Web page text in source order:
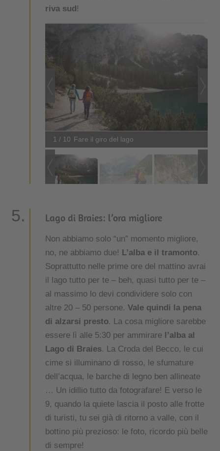
riva sud!
1 / 10 Fare il giro del lago
Lago di Braies: l’ora migliore
Non abbiamo solo “un” momento migliore,
no, ne abbiamo due! L’alba e il tramonto.
Soprattutto nelle prime ore del mattino avrai
il lago tutto per te – beh, quasi tutto per te –
al massimo lo devi condividere solo con
altre 20 – 50 persone. Vale quindi la pena
di alzarsi presto. La cosa migliore sarebbe
essere lì alle 5:30 per ammirare l’alba al
Lago di Braies. La Croda del Becco, le cui
cime si illuminano di rosso, le sfumature
dell’acqua, le barche di legno ben allineate
… Un idillio tutto da fotografare! E verso le
9, quando la quiete lascia il posto alle frotte
di turisti, tu sei già di ritorno a valle, con il
bottino più prezioso: le foto, ricordo più belle
di sempre!